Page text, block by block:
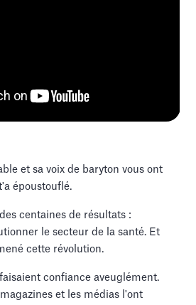
et sa voix de baryton vous ont
époustouflé.
centaines de résultats :
le secteur de la santé. Et
cette révolution.
confiance aveuglément.
et les médias l'ont